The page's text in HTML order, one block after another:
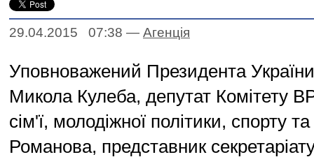
29.04.2015 07:38 — Агенцiя
Уповноважений Президента
Микола Кулеба, депутат Комітету
сім'ї, молодіжної політики, спорту
Романова, представник